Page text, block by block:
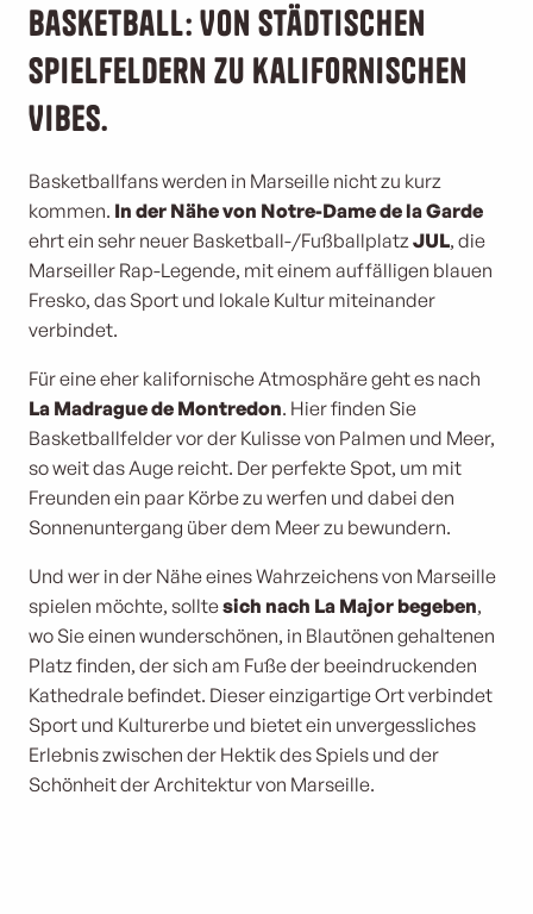
Basketball: Von städtischen
Spielfeldern zu kalifornischen
Vibes.
Basketballfans werden in Marseille nicht zu kurz
kommen. In der Nähe von Notre-Dame de la Garde
ehrt ein sehr neuer Basketball-/FußballplatzJUL, die
Marseiller Rap-Legende, mit einem auffälligen blauen
Fresko, das Sport und lokale Kultur miteinander
verbindet.
Für eine eher kalifornische Atmosphäre geht es nach
La Madrague de Montredon. Hier finden Sie
Basketballfelder vor der Kulisse von Palmen und Meer,
so weit das Auge reicht. Der perfekte Spot, um mit
Freunden ein paar Körbe zu werfen und dabei den
Sonnenuntergang über dem Meer zu bewundern.
Und wer in der Nähe eines Wahrzeichens von Marseille
spielen möchte, solltesich nach La Major begeben,
wo Sie einen wunderschönen, in Blautönen gehaltenen
Platz finden, der sich am Fuße der beeindruckenden
Kathedrale befindet. Dieser einzigartige Ort verbindet
Sport und Kulturerbe und bietet ein unvergessliches
Erlebnis zwischen der Hektik des Spiels und der
Schönheit der Architektur von Marseille.